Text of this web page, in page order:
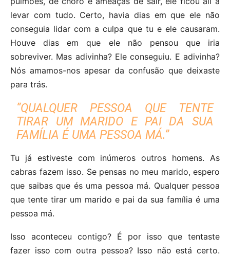
levar com tudo. Certo, havia dias em que ele não
conseguia lidar com a culpa que tu e ele causaram.
Houve dias em que ele não pensou que iria
sobreviver. Mas adivinha? Ele conseguiu. E adivinha?
Nós amamos-nos apesar da confusão que deixaste
para trás.
“QUALQUER PESSOA QUE TENTE
TIRAR UM MARIDO E PAI DA SUA
FAMÍLIA É UMA PESSOA MÁ.”
Tu já estiveste com inúmeros outros homens. As
cabras fazem isso. Se pensas no meu marido, espero
que saibas que és uma pessoa má. Qualquer pessoa
que tente tirar um marido e pai da sua família é uma
pessoa má.
Isso aconteceu contigo? É por isso que tentaste
fazer isso com outra pessoa? Isso não está certo.